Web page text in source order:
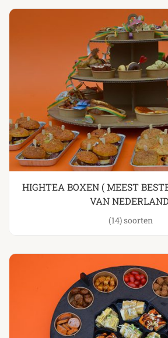
HIGHTEA BOXEN ( MEEST
VAN
(14)